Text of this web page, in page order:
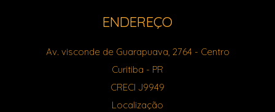
ENDEREÇO
Av. visconde de Guarapuava, 2764- Centro
Curitiba - PR
CRECI J9949
Localização